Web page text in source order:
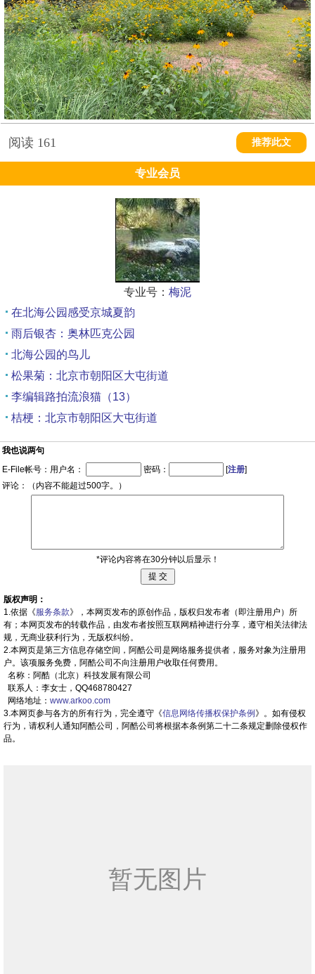
阅读 161 推荐此文
专业会员
专业号： 梅泥
在北海公园感受京城夏韵
雨后银杏：奥林匹克公园
北海公园的鸟儿
松果菊：北京市朝阳区大屯街道
李编辑路拍流浪猫（13）
桔梗：北京市朝阳区大屯街道
我也说两句
E-File帐号：用户名：
密码： [注册]
评论：（内容不能超过500字。）
*评论内容将在30分钟以后显示！
版权声明：
1.依据《服务条款》，本网页发布的原创作品，版权归发布者（即注册用户）所
有；本网页发布的转载作品，由发布者按照互联网精神进行分享，遵守相关法律法
规，无商业获利行为，无版权纠纷。
2.本网页是第三方信息存储空间，阿酷公司是网络服务提供者，服务对象为注册用
户。该项服务免费，阿酷公司不向注册用户收取任何费用。
名称：阿酷（北京）科技发展有限公司
联系人：李女士，QQ468780427
网络地址： www.arkoo.com
3.本网页参与各方的所有行为，完全遵守《信息网络传播权保护条例 》。如有侵权
行为，请权利人通知阿酷公司，阿酷公司将根据本条例第二十二条规定删除侵权作
品。